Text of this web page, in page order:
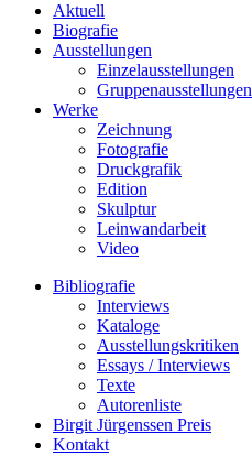
Aktuell
Biografie
Ausstellungen
Einzelausstellungen
Gruppenausstellungen
Werke
Zeichnung
Fotografie
Druckgrafik
Edition
Skulptur
Leinwandarbeit
Video
Bibliografie
Interviews
Kataloge
Ausstellungskritiken
Essays / Interviews
Texte
Autorenliste
Birgit Jürgenssen Preis
Kontakt